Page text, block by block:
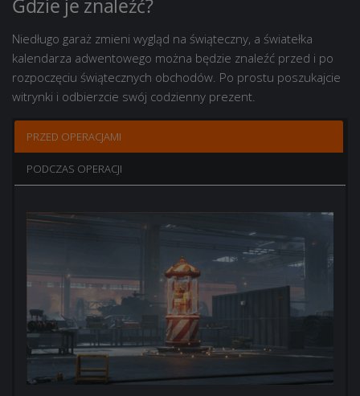
Gdzie je znaleźć?
Niedługo garaż zmieni wygląd na świąteczny, a światełka
kalendarza adwentowego można będzie znaleźć przed i po
rozpoczęciu świątecznych obchodów. Po prostu poszukajcie
witrynki i odbierzcie swój codzienny prezent.
PRZED OPERACJAMI
PODCZAS OPERACJI